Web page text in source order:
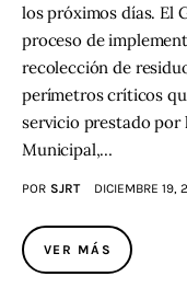
los próximos días. El
proceso de
recolección de
perímetros críticos
servicio prestado por
Municipal,…
POR SJRT DICIEMBRE 19,
VER MÁS